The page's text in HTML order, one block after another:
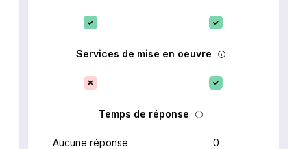
Services de mise en oeuvre
Temps de réponse
Aucune réponse 0